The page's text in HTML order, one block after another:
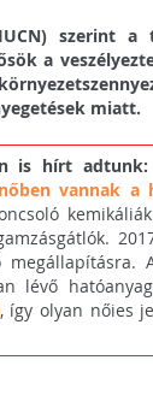
szerint a
a
miatt.
is hírt
vannak a
lévő
, így olyan nőies